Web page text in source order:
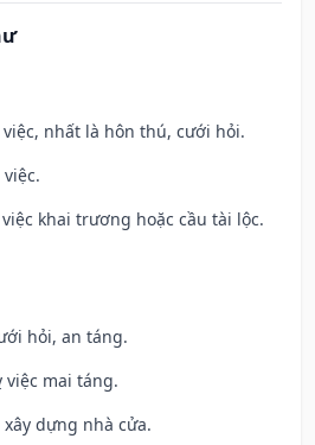
nhất là hôn thú, cưới hỏi.
khai trương hoặc cầu tài lộc.
hỏi, an táng.
việc mai táng.
xây dựng nhà cửa.